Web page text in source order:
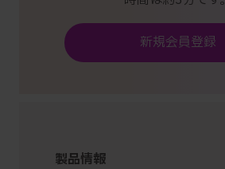
新規会員登録
製品情報